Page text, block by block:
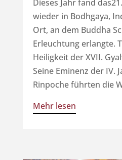
Dieses Jahr fand
wieder in Bodhgaya,
Ort, an dem Buddha
Erleuchtung erlangte.
Heiligkeit der XVII.
Seine Eminenz der IV.
Rinpoche führten die
Mehr lesen